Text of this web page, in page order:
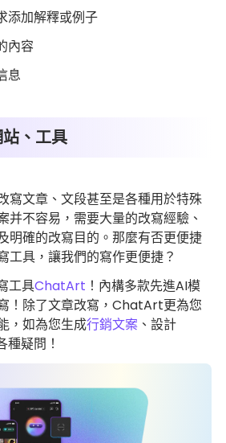
添加解釋或例子
內容
息
、工具
寫文章、文段甚至是各種用於特殊
并不容易，需要大量的改寫經驗、
明確的改寫目的。那麼有否更便捷
工具，讓我們的寫作更便捷？
工具ChatArt ！內構多款先進AI模
！除了文章改寫，ChatArt更為您
，如為您生成行銷文案 、設計
種疑問！